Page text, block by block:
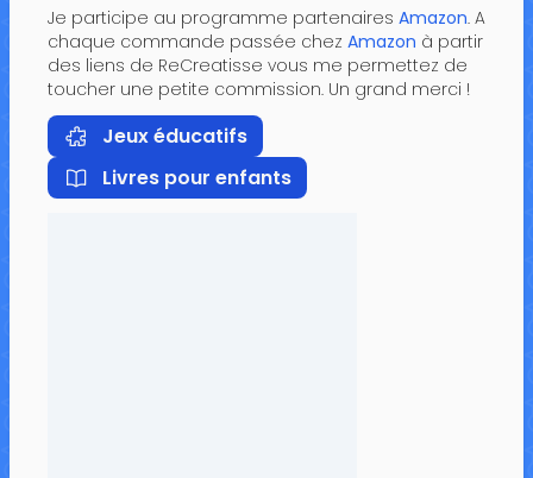
Je participe au programme partenaires Amazon. A
chaque commande passée chez Amazon à partir
des liens de ReCreatisse vous me permettez de
toucher une petite commission. Un grand merci !
Jeux éducatifs
Livres pour enfants